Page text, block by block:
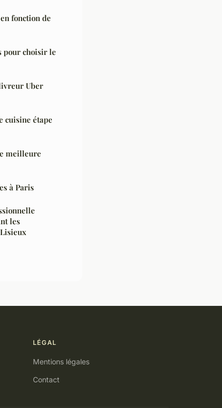
fonction de
pour choisir le
Uber
cuisine étape
meilleure
à Paris
les
LÉGAL
Mentions légales
Contact